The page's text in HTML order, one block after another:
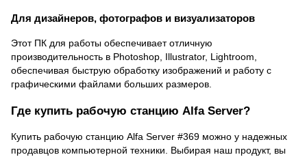
Для дизайнеров, фотографов и визуализаторов
Этот ПК для работы обеспечивает отличную
производительность в Photoshop, Illustrator, Lightroom,
обеспечивая быструю обработку изображений и работу с
графическими файлами больших размеров.
Где купить рабочую станцию Alfa Server?
Купить рабочую станцию Alfa Server #369 можно у надежных
продавцов компьютерной техники. Выбирая наш продукт, вы